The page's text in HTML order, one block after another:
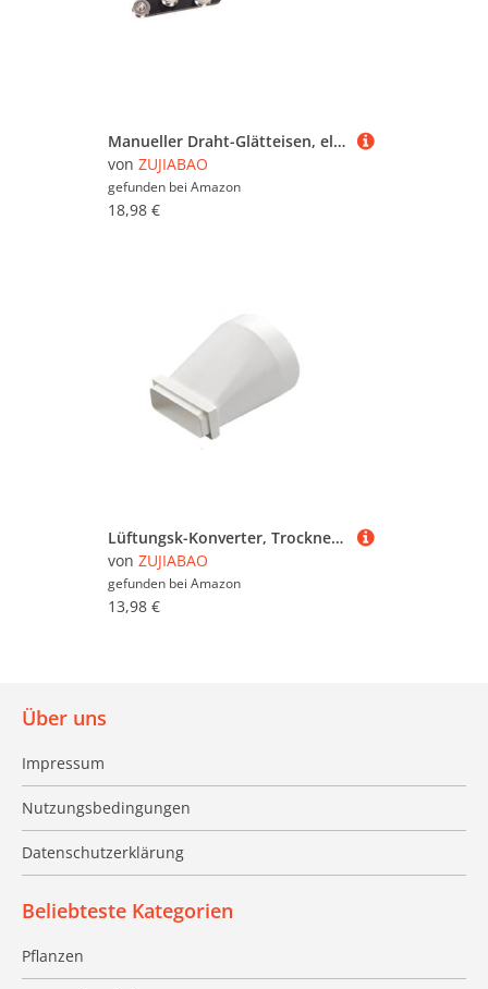
Manueller Draht-Glätteisen, elektrische Kabelklemme, Werkzeug, Rohr, professioneller Elektriker, elektrische Boxklemme, Parallelierung für Metallbearbeitung
von ZUJIABAO
gefunden bei Amazon
18,98 €
Lüftungsk-Konverter, Trockner, Lüftungsschlitze, Schlauchadapter, flache Luftführungsadapter auf runde Lüftungsschlitze, Zubehör, flache Luftführungsadapter auf rund
von ZUJIABAO
gefunden bei Amazon
13,98 €
Über uns
Impressum
Nutzungsbedingungen
Datenschutzerklärung
Beliebteste Kategorien
Pflanzen